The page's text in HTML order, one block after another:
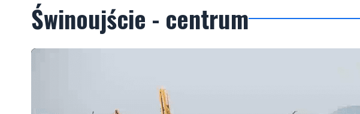
Świnoujście - centrum